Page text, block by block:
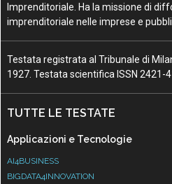
Imprenditoriale. Ha la missione di
imprenditoriale nelle imprese e
Testata registrata al Tribunale di
1927. Testata scientifica ISSN 2421-
TUTTE LE TESTATE
Applicazioni e Tecnologie
AI4BUSINESS
BIGDATA4INNOVATION